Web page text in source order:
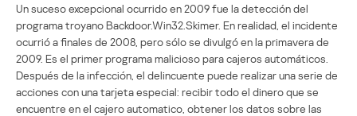
Un suceso excepcional ocurrido en 2009 fue la detección del
programa troyano Backdoor.Win32.Skimer. En realidad, el incidente
ocurrió a finales de 2008, pero sólo se divulgó en la primavera de
2009. Es el primer programa malicioso para cajeros automáticos.
Después de la infección, el delincuente puede realizar una serie de
acciones con una tarjeta especial: recibir todo el dinero que se
encuentre en el cajero automatico, obtener los datos sobre las